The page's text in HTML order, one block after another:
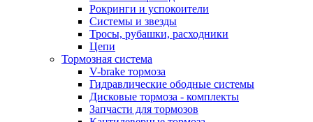
Рокринги и успокоители
Системы и звезды
Тросы, рубашки, расходники
Цепи
Тормозная система
V-brake тормоза
Гидравлические ободные системы
Дисковые тормоза - комплекты
Запчасти для тормозов